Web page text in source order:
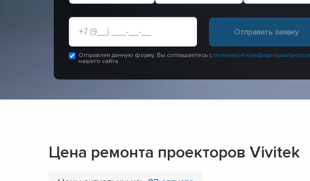
Отправляя данную форму, Вы соглашаетесь с политикой конфиденциальности
нашего сайта
Цена ремонта проекторов Vivitek